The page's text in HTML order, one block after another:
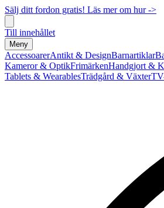
Sälj ditt fordon gratis! Läs mer om hur ->
Till innehållet
Meny
AccessoarerAntikt & DesignBarnartiklar
Kameror & OptikFrimärkenHandgjort &
Tablets & WearablesTrädgård & Växter